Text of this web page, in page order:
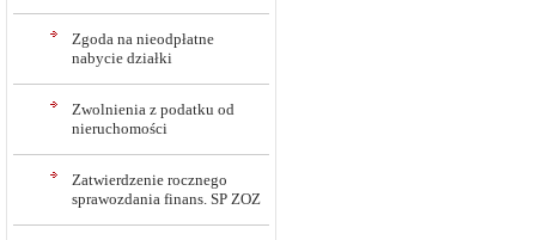
Zgoda na nieodpłatne
nabycie działki
Zwolnienia z podatku od
nieruchomości
Zatwierdzenie rocznego
sprawozdania finans. SP ZOZ